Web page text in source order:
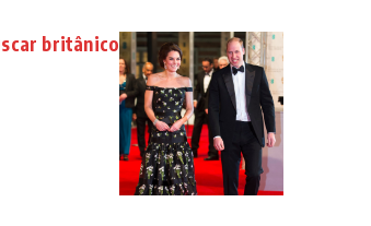
britânico